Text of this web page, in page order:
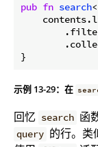
pub fn search<
}
示例 13-29：在
回忆 search 函
query 的行。类